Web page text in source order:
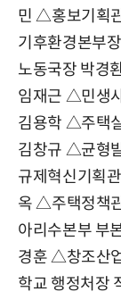
민△홍보기획
기후환경본부
노동국장 박경
임재근 △민생
김용학 △주택
김창규 △균형
규제혁신기획
옥△주택정책
아리수본부 부
경훈△창조산
학교 행정처장